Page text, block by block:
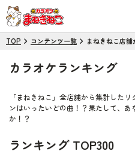
TOP
コンテンツ一覧 まねきねこ店
カラオケランキング
「まねきねこ」全店舗から集計した
ンはいったいどの曲！？果たして、
か！？
ランキング TOP300